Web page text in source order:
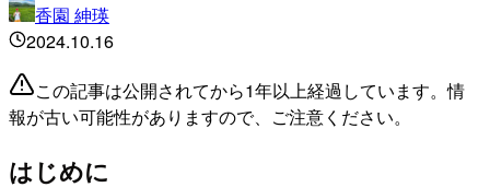
香園 紳瑛
2024.10.16
この記事は公開されてから1年以上経過しています。情
報が古い可能性がありますので、ご注意ください。
はじめに